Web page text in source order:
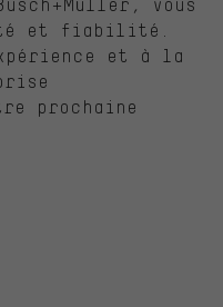
et fiabilité.
et à la
prochaine